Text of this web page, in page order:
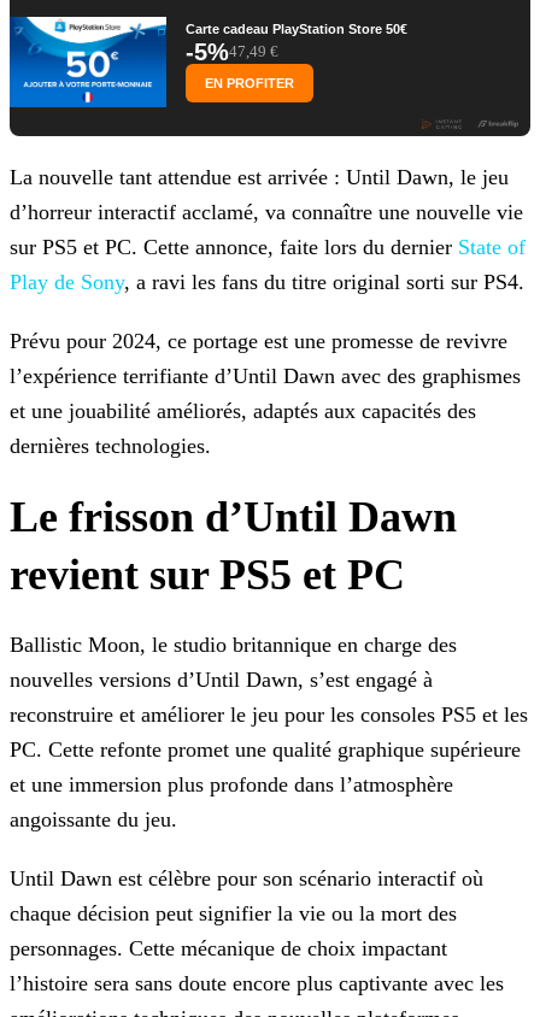
Carte cadeau PlayStation Store 50€
-5%47,49 €
EN PROFITER
La nouvelle tant attendue est arrivée : Until Dawn, le jeu
d’horreur interactif acclamé, va connaître une nouvelle vie
sur PS5 et PC. Cette annonce, faite lors du dernier State of
Play de Sony, a ravi les fans du titre original sorti sur PS4.
Prévu pour 2024, ce portage est une promesse de revivre
l’expérience terrifiante d’Until Dawn avec des graphismes
et une jouabilité améliorés, adaptés aux capacités des
dernières technologies.
Le frisson d’Until Dawn
revient sur PS5 et PC
Ballistic Moon, le studio britannique en charge des
nouvelles versions d’Until Dawn, s’est engagé à
reconstruire et améliorer le jeu pour les consoles PS5 et les
PC. Cette refonte promet une qualité graphique supérieure
et une immersion plus profonde dans l’atmosphère
angoissante du jeu.
Until Dawn est célèbre pour son scénario interactif où
chaque décision peut signifier la vie ou la mort des
personnages. Cette mécanique de choix impactant
l’histoire sera sans doute encore plus captivante avec les